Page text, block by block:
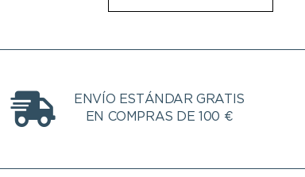
ENVÍO ESTÁNDAR GRATIS
EN COMPRAS DE 100 €